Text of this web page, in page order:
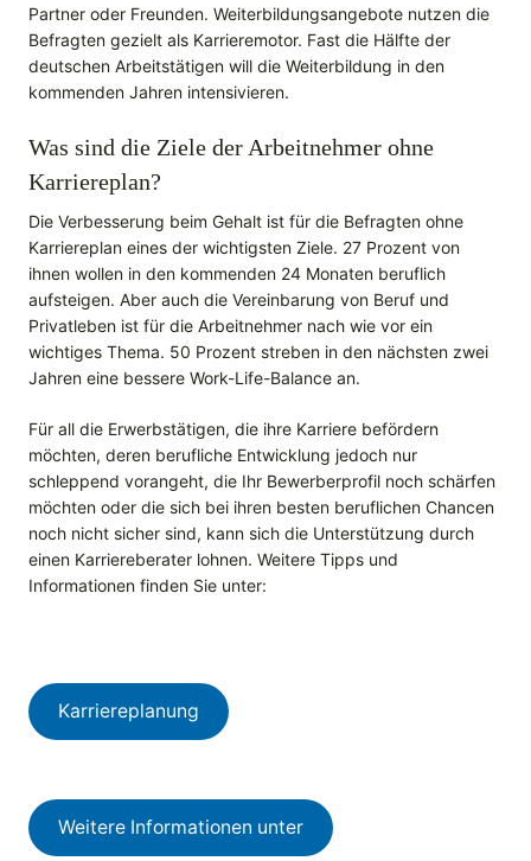
Partner oder Freunden. Weiterbildungsangebote nutzen die
Befragten gezielt als Karrieremotor. Fast die Hälfte der
deutschen Arbeitstätigen will die Weiterbildung in den
kommenden Jahren intensivieren.
Was sind die Ziele der Arbeitnehmer ohne
Karriereplan?
Die Verbesserung beim Gehalt ist für die Befragten ohne
Karriereplan eines der wichtigsten Ziele. 27 Prozent von
ihnen wollen in den kommenden 24 Monaten beruflich
aufsteigen. Aber auch die Vereinbarung von Beruf und
Privatleben ist für die Arbeitnehmer nach wie vor ein
wichtiges Thema. 50 Prozent streben in den nächsten zwei
Jahren eine bessere Work-Life-Balance an.
Für all die Erwerbstätigen, die ihre Karriere befördern
möchten, deren berufliche Entwicklung jedoch nur
schleppend vorangeht, die Ihr Bewerberprofil noch schärfen
möchten oder die sich bei ihren besten beruflichen Chancen
noch nicht sicher sind, kann sich die Unterstützung durch
einen Karriereberater lohnen. Weitere Tipps und
Informationen finden Sie unter:
Karriereplanung
Weitere Informationen unter